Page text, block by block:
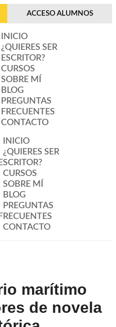
ACCESO ALUMNOS
INICIO
¿QUIERES SER
ESCRITOR?
CURSOS
SOBRE MÍ
BLOG
PREGUNTAS
FRECUENTES
CONTACTO
INICIO
¿QUIERES SER
ESCRITOR?
CURSOS
SOBRE MÍ
BLOG
PREGUNTAS
FRECUENTES
CONTACTO
marítimo
de novela